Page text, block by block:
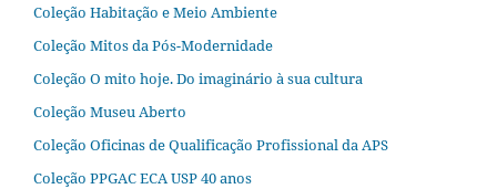
Coleção Habitação e Meio Ambiente
Coleção Mitos da Pós-Modernidade
Coleção O mito hoje. Do imaginário à sua cultura
Coleção Museu Aberto
Coleção Oficinas de Qualificação Profissional da APS
Coleção PPGAC ECA USP 40 anos